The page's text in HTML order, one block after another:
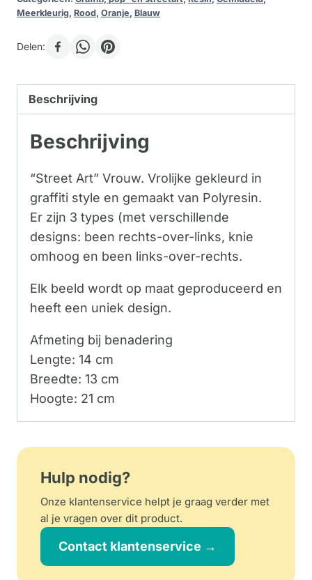
Meerkleurig, Rood, Oranje, Blauw
Delen:
Beschrijving
Beschrijving
“Street Art” Vrouw. Vrolijke gekleurd in
graffiti style en gemaakt van Polyresin.
Er zijn 3 types (met verschillende
designs: been rechts-over-links, knie
omhoog en been links-over-rechts.
Elk beeld wordt op maat geproduceerd en
heeft een uniek design.
Afmeting bij benadering
Lengte: 14 cm
Breedte: 13 cm
Hoogte: 21 cm
Hulp nodig?
Onze klantenservice helpt je graag verder met
al je vragen over dit product.
Contact klantenservice →